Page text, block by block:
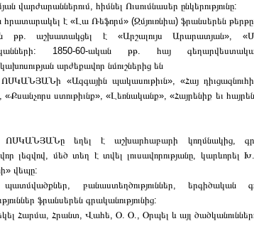
վարժարաններում, հիմնել Ուսումնասեր ընկերությունը:
հրատարակել է «Լա Ռեֆորմ» (Զմյուռնիա) ֆրանսերեն
թթ. աշխատակցել է «Արշալույս Արարատյան»,
1850-60-ական թթ. հայ
արժեքավոր նմուշներից են
«Ազգային պակասութիւն», «Հայ
ստութիւնք», «Լեռնականք», «Հայրենիք եւ
եղել է աշխարհաբարի կողմնակից,
լեզվով, մեծ տեղ է տվել լուսավորությանը, կարևորել
վեպը:
բանաստեղծություններ, երգիծական
ֆրանսերեն գրականությունից:
Հարմա, Հրանտ, Վահե, Օ. Օ., Օրպել և այլ